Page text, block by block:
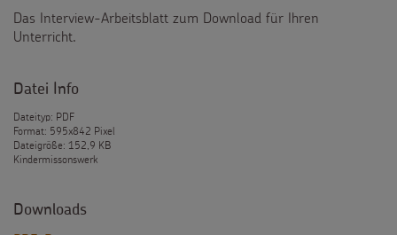
Das Interview-Arbeitsblatt zum Download für Ihren
Unterricht.
Datei Info
Dateityp: PDF
Format: 595x842 Pixel
Dateigröße: 152,9 KB
Kindermissonswerk
Downloads